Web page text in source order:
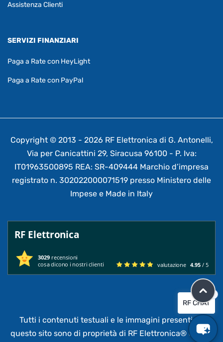
Assistenza Clienti
SERVIZI FINANZIARI
Paga a Rate con HeyLight
Paga a Rate con PayPal
Copyright © 2013 - 2026 RF Elettronica di G. Antonelli,
Via per Canicattini 29, Siracusa 96100 - P. Iva:
IT01963500895 REA: SR-409444 Marchio d’impresa
registrato n. 302022000071519 presso Ministero delle
Impese e Made in Italy
RF Elettronica
3029 recensioni
cosa dicono i nostri clienti
valutazione 4.95 / 5
Tutti i contenuti testuali e le immagini presenti su
questo sito sono di proprietà di RF Elettronica®e sono
RF CHAT
×